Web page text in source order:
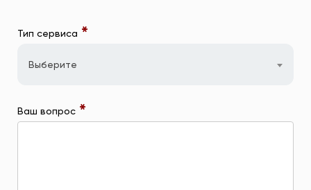
Тип сервиса *
Выберите
Ваш вопрос *